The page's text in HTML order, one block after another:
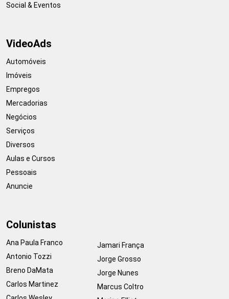
Social & Eventos
VideoAds
Automóveis
Imóveis
Empregos
Mercadorias
Negócios
Serviços
Diversos
Aulas e Cursos
Pessoais
Anuncie
Colunistas
Ana Paula Franco
Antonio Tozzi
Breno DaMata
Carlos Martinez
Jamari França
Jorge Grosso
Jorge Nunes
Marcus Coltro